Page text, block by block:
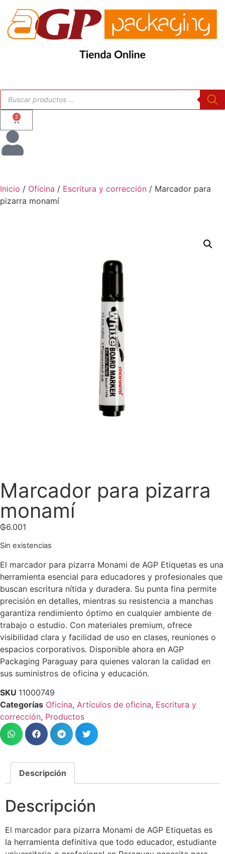
2
Inicio / Oficina / Escritura y corrección / Marcador para
pizarra monamí
Marcador para pizarra
monamí
₲6.001
Sin existencias
El marcador para pizarra Monami de AGP Etiquetas es una
herramienta esencial para educadores y profesionales que
buscan escritura nítida y duradera. Su punta fina permite
precisión en detalles, mientras su resistencia a manchas
garantiza rendimiento óptimo en cualquier ambiente de
trabajo o estudio. Con materiales premium, ofrece
visibilidad clara y facilidad de uso en clases, reuniones o
espacios corporativos. Disponible ahora en AGP
Packaging Paraguay para quienes valoran la calidad en
sus suministros de oficina y educación.
SKU 11000749
Categorías Oficina, Artículos de oficina, Escritura y
corrección, Productos
Descripción
Descripción
El marcador para pizarra Monami de AGP Etiquetas es
la herramienta definitiva que todo educador, estudiante